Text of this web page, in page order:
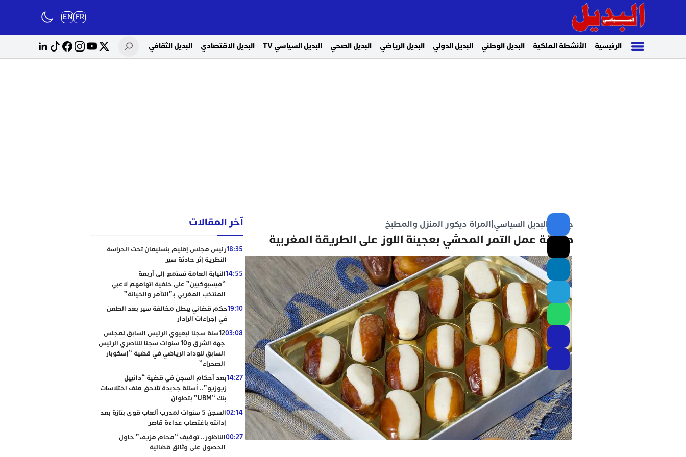
FR
EN
الرئيسية الأنشطة الملكية البديل الوطني البديل الدولي البديل الرياضي البديل الصحي البديل السياسي TV البديل الاقتصادي البديل الثقافي
جريدة البديل السياسي المرأة ديكور المنزل والمطبخ
طريقة عمل التمر المحشي بعجينة اللوز على الطريقة المغربية
آخر المقالات
18:35رئيس مجلس إقليم بنسليمان تحت الحراسة
النظرية إثر حادثة سير
14:55النيابة العامة تستمع إلى أربعة
“فيسبوكيين” على خلفية اتهامهم لاعبي
المنتخب المغربي بـ”التآمر والخيانة”
19:10حكم قضائي يبطل مخالفة سير بعد الطعن
في إجراءات الرادار
03:08
12سنة سجنا لبعيوي الرئيس السابق لمجلس
جهة الشرق و10 سنوات سجنا للناصري الرئيس
السابق للوداد الرياضي في قضية “إسكوبار
الصحراء”
14:27بعد أحكام السجن في قضية “دانييل
زيوزيو”.. أسئلة جديدة تلاحق ملف اختلاسات
بنك “UBM” بتطوان
02:14
السجن 5 سنوات لمدرب ألعاب قوى بتازة بعد
إدانته باغتصاب عداءة قاصر
00:27الناظور.. توقيف “محام مزيف” حاول
الحصول على وثائق قضائية